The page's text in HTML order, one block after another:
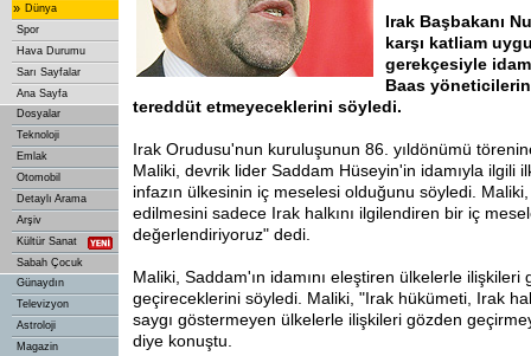
» Dünya
Spor
Hava Durumu
Sarı Sayfalar
Ana Sayfa
Dosyalar
Teknoloji
Emlak
Otomobil
Detaylı Arama
Arşiv
Kültür Sanat
Sabah Çocuk
Günaydın
Televizyon
Astroloji
Magazin
Irak Başbakanı
karşı katliam
gerekçesiyle
Baas
tereddüt etmeyeceklerini söyledi.
Irak Orudusu'nun kuruluşunun 86. yıldönümü
Maliki, devrik lider Saddam Hüseyin'in idamıyla ilgili
infazın ülkesinin iç meselesi olduğunu söyledi.
edilmesini sadece Irak halkını ilgilendiren bir iç
değerlendiriyoruz" dedi.
Maliki, Saddam'ın idamını eleştiren ülkelerle ilişkileri
geçireceklerini söyledi. Maliki, "Irak hükümeti, Irak
saygı göstermeyen ülkelerle ilişkileri gözden
diye konuştu.